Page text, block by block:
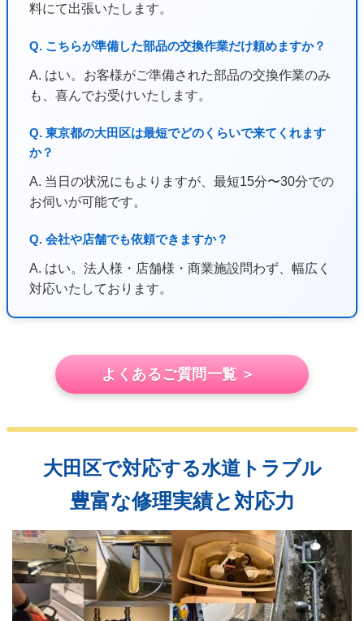
料にて出張いたします。
Q. こちらが準備した部品の交換作業だけ頼めますか？
A. はい。お客様がご準備された部品の交換作業のみ
も、喜んでお受けいたします。
Q. 東京都の大田区は最短でどのくらいで来てくれます
か？
A. 当日の状況にもよりますが、最短15分〜30分での
お伺いが可能です。
Q. 会社や店舗でも依頼できますか？
A. はい。法人様・店舗様・商業施設問わず、幅広く
対応いたしております。
よくあるご質問一覧 ＞
大田区で対応する水道トラブル
豊富な修理実績と対応力